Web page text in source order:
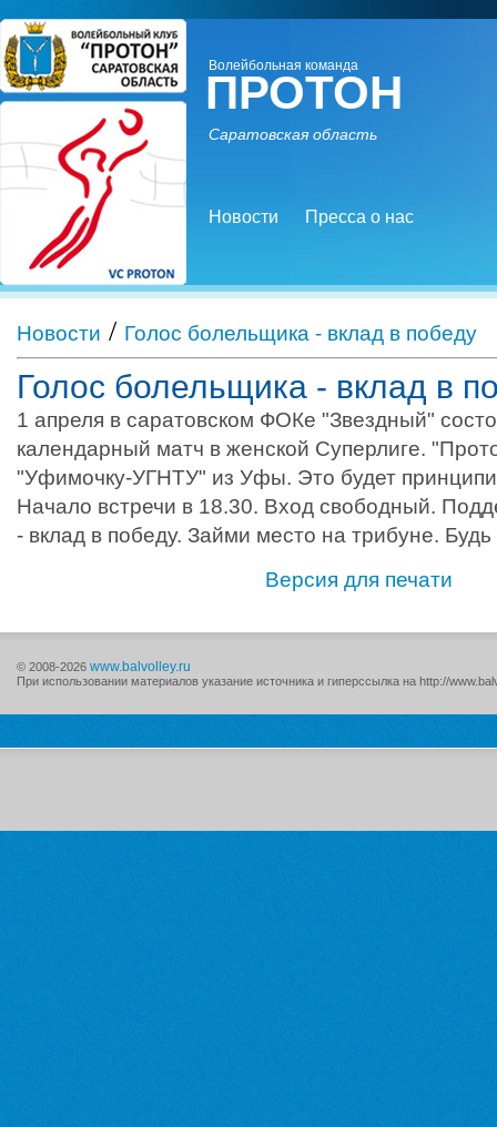
Волейбольная команда
ПРОТОН
Саратовская область
Новости Пресса о нас
Новости / Голос болельщика - вклад в победу
Голос болельщика - вклад в
1 апреля в саратовском ФОКе "Звездный"
календарный матч в женской Суперлиге.
"Уфимочку-УГНТУ" из Уфы. Это будет
Начало встречи в 18.30. Вход свободный.
- вклад в победу. Займи место на трибуне.
Версия для печати
© 2008-2026 www.balvolley.ru
При использовании материалов указание источника и гиперссылка на http://